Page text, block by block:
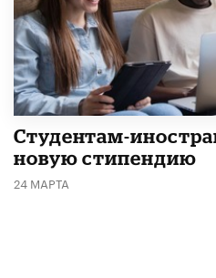
Студентам-
новую стипендию
24 МАРТА